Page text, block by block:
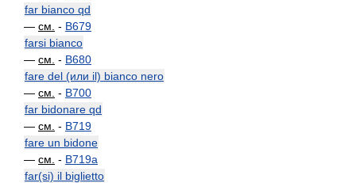
far bianco qd
— см. - B679
farsi bianco
— см. - B680
fare del (или il) bianco nero
— см. - B700
far bidonare qd
— см. - B719
fare un bidone
— см. - B719a
far(si) il biglietto